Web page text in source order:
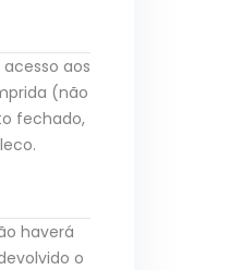
aos
(não
fechado,
haverá
o